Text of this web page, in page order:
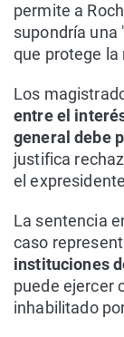
permite a
supondría una
que protege
Los
entre el
general debe
justifica
el
La sentencia
caso
instituciones
puede ejercer
inhabilitado